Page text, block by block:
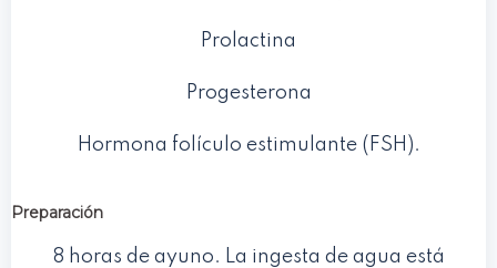
Prolactina
Progesterona
Hormona folículo estimulante (FSH).
Preparación
8 horas de ayuno. La ingesta de agua está